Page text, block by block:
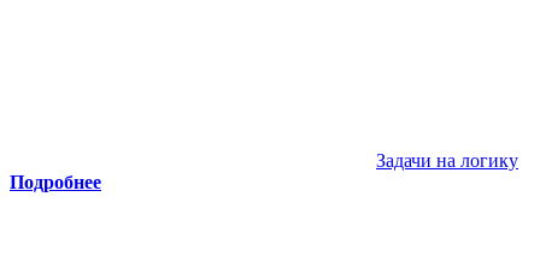
Задачи на логику
Подробнее